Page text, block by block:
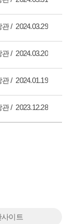
관 2024.03.29
관 2024.03.20
관 2024.01.19
관 2023.12.28
이트